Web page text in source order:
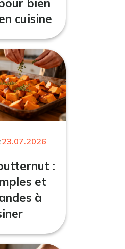
cuisine
23.07.2026
:
et
à